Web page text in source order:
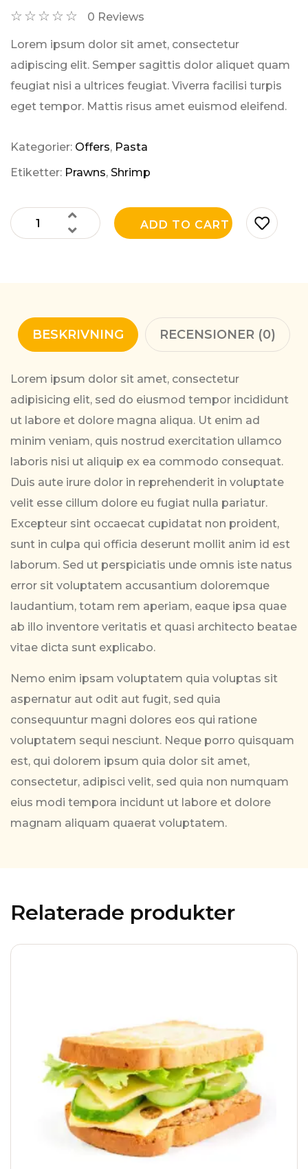
☆ ☆ ☆ ☆ ☆ 0 Reviews
Lorem ipsum dolor sit amet, consectetur
adipiscing elit. Semper sagittis dolor aliquet quam
feugiat nisi a ultrices feugiat. Viverra facilisi turpis
eget tempor. Mattis risus amet euismod eleifend.
Kategorier: Offers, Pasta
Etiketter: Prawns, Shrimp
ADD TO CART
BESKRIVNING RECENSIONER (0)
Lorem ipsum dolor sit amet, consectetur
adipisicing elit, sed do eiusmod tempor incididunt
ut labore et dolore magna aliqua. Ut enim ad
minim veniam, quis nostrud exercitation ullamco
laboris nisi ut aliquip ex ea commodo consequat.
Duis aute irure dolor in reprehenderit in voluptate
velit esse cillum dolore eu fugiat nulla pariatur.
Excepteur sint occaecat cupidatat non proident,
sunt in culpa qui officia deserunt mollit anim id est
laborum. Sed ut perspiciatis unde omnis iste natus
error sit voluptatem accusantium doloremque
laudantium, totam rem aperiam, eaque ipsa quae
ab illo inventore veritatis et quasi architecto beatae
vitae dicta sunt explicabo.
Nemo enim ipsam voluptatem quia voluptas sit
aspernatur aut odit aut fugit, sed quia
consequuntur magni dolores eos qui ratione
voluptatem sequi nesciunt. Neque porro quisquam
est, qui dolorem ipsum quia dolor sit amet,
consectetur, adipisci velit, sed quia non numquam
eius modi tempora incidunt ut labore et dolore
magnam aliquam quaerat voluptatem.
Relaterade produkter